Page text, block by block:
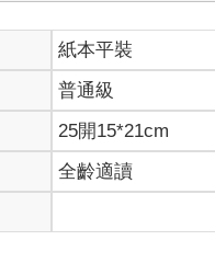
紙本平裝
普通級
25開15*21cm
全齡適讀